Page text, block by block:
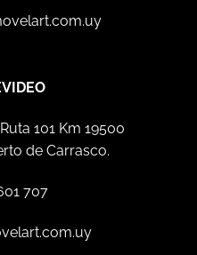
101 Km 19500
de Carrasco.
707